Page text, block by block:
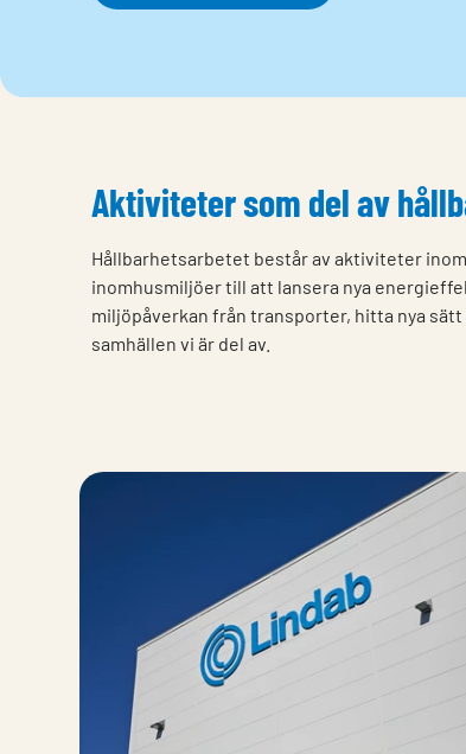
Aktiviteter som del av
Hållbarhetsarbetet består av aktiviteter
inomhusmiljöer till att lansera nya
miljöpåverkan från transporter, hitta nya
samhällen vi är del av.